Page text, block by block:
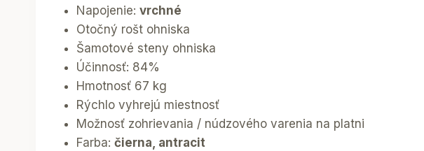
Napojenie: vrchné
Otočný rošt ohniska
Šamotové steny ohniska
Účinnosť: 84%
Hmotnosť 67 kg
Rýchlo vyhrejú miestnosť
Možnosť zohrievania / núdzového varenia na platni
Farba: čierna, antracit